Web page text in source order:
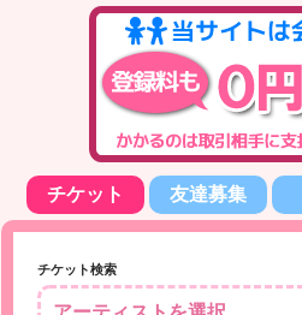
チケット 友達募集
チケット検索